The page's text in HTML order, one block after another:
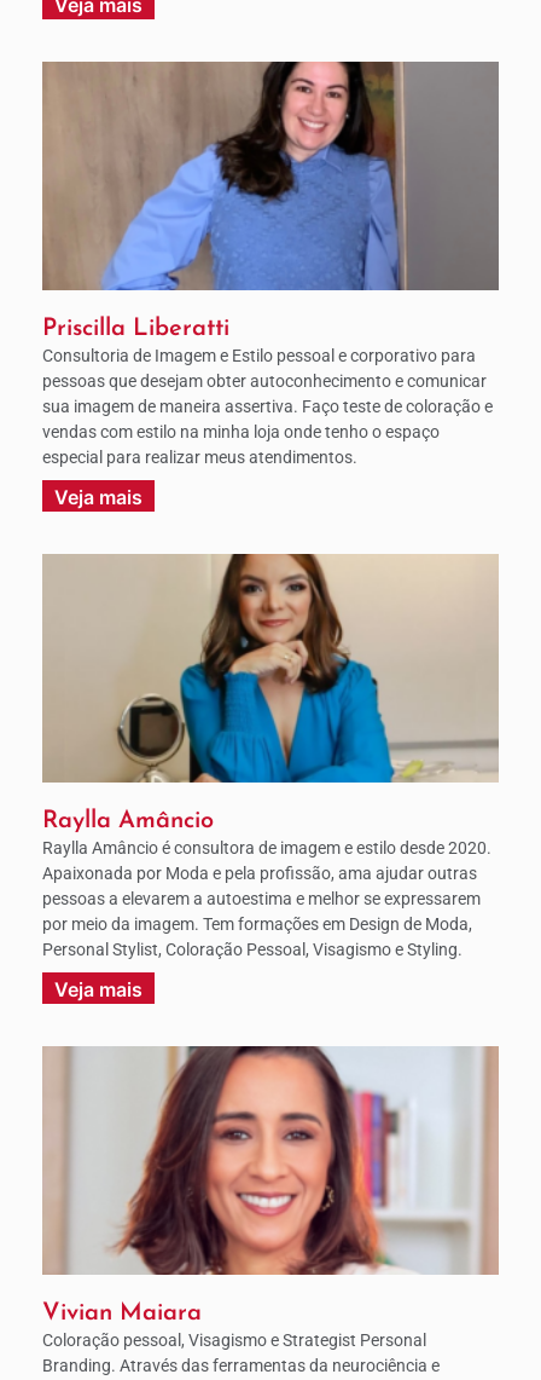
Veja mais
Priscilla Liberatti
Consultoria de Imagem e Estilo pessoal e corporativo para
pessoas que desejam obter autoconhecimento e comunicar
sua imagem de maneira assertiva. Faço teste de coloração e
vendas com estilo na minha loja onde tenho o espaço
especial para realizar meus atendimentos.
Veja mais
Raylla Amâncio
Raylla Amâncio é consultora de imagem e estilo desde 2020.
Apaixonada por Moda e pela profissão, ama ajudar outras
pessoas a elevarem a autoestima e melhor se expressarem
por meio da imagem. Tem formações em Design de Moda,
Personal Stylist, Coloração Pessoal, Visagismo e Styling.
Veja mais
Vivian Maiara
Coloração pessoal, Visagismo e Strategist Personal
Branding. Através das ferramentas da neurociência e